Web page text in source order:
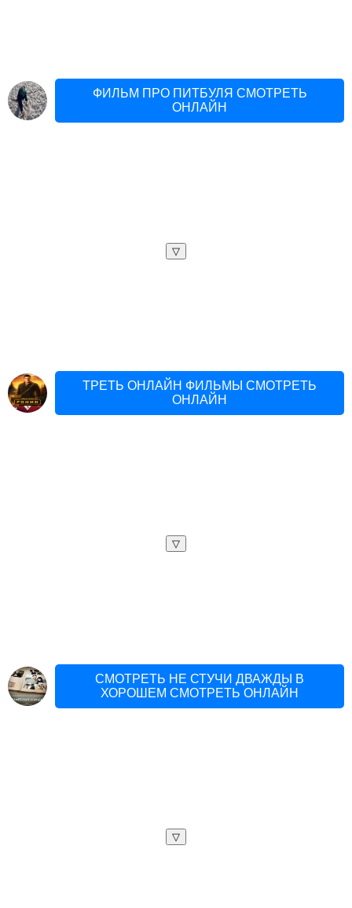
ФИЛЬМ ПРО ПИТБУЛЯ СМОТРЕТЬ
ОНЛАЙН
▽
ТРЕТЬ ОНЛАЙН ФИЛЬМЫ СМОТРЕТЬ
ОНЛАЙН
▽
СМОТРЕТЬ НЕ СТУЧИ ДВАЖДЫ В
ХОРОШЕМ СМОТРЕТЬ ОНЛАЙН
▽